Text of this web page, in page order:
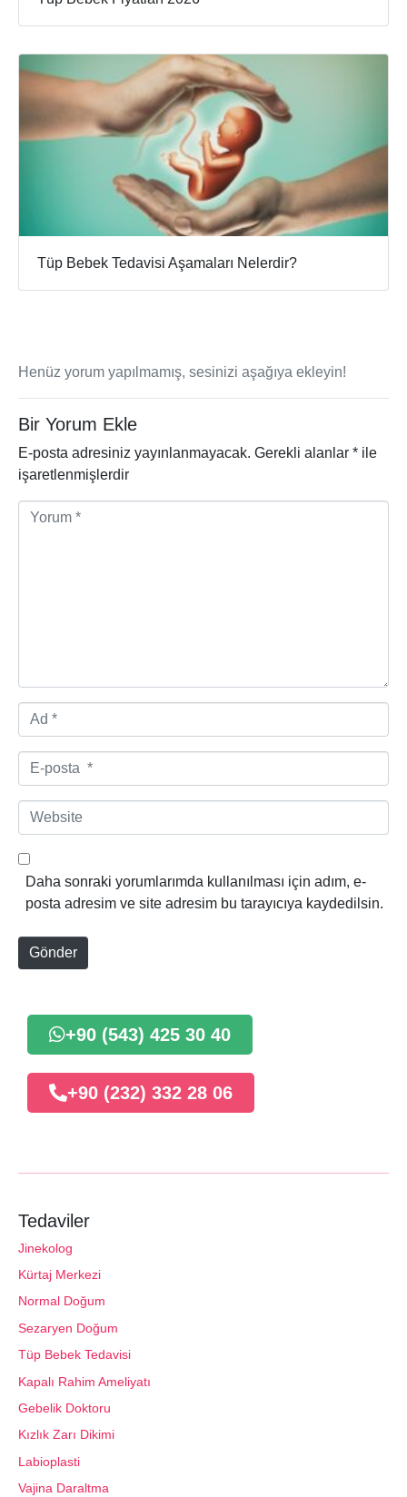
Tüp Bebek Tedavisi Aşamaları Nelerdir?
Henüz yorum yapılmamış, sesinizi aşağıya ekleyin!
Bir Yorum Ekle
E-posta adresiniz yayınlanmayacak. Gerekli alanlar * ile
işaretlenmişlerdir
d
*
-
p
t
W
e
b
e
Daha sonraki yorumlarımda kullanılması için adım, e-
posta adresim ve site adresim bu tarayıcıya kaydedilsin.
Gönder
+90 (543) 425 30 40
+90 (232) 332 28 06
Tedaviler
Jinekolog
Kürtaj Merkezi
Normal Doğum
Sezaryen Doğum
Tüp Bebek Tedavisi
Kapalı Rahim Ameliyatı
Gebelik Doktoru
Kızlık Zarı Dikimi
Labioplasti
Vajina Daraltma